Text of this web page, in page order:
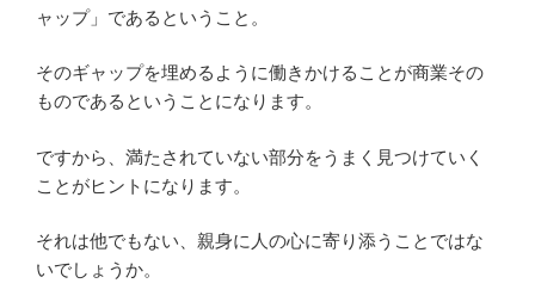
ャップ」であるということ。
そのギャップを埋めるように働きかけることが商業その
ものであるということになります。
ですから、満たされていない部分をうまく見つけていく
ことがヒントになります。
それは他でもない、親身に人の心に寄り添うことではな
いでしょうか。